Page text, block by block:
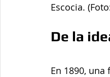
Escocia.
De la
En 1890,